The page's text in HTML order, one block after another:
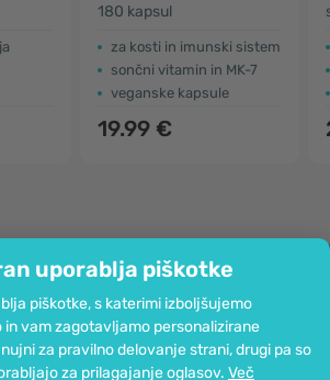
uporablja piškotke
piškotke, s katerimi izboljšujemo
in vam zagotavljamo personalizirane
za pravilno delovanje strani, drugi pa so
za prilagajanje oglasov. Več
180 kapsul
za kosti in imunski sistem
sončni vitamin in MK-7
veganske kapsule
19.99 €